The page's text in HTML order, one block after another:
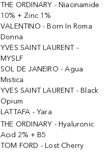
THE ORDINARY - Niacinamide
10% + Zinc 1%
VALENTINO - Born In Roma
Donna
YVES SAINT LAURENT -
MYSLF
SOL DE JANEIRO - Agua
Mistica
YVES SAINT LAURENT - Black
Opium
LATTAFA - Yara
THE ORDINARY - Hyaluronic
Acid 2% + B5
TOM FORD - Lost Cherry